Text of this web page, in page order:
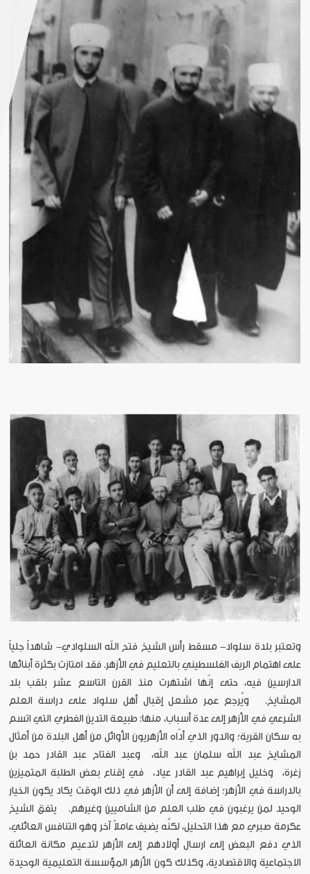
وتعتبر بلدة سلواد- مسقط رأس الشيخ فتح الله السلوادي- شاهداً جلياً
على اهتمام الريف الفلسطيني بالتعليم في الأزهر. فقد امتازت بكثرة أبنائها
الدارسين فيه، حتى إنّها اشتهرت منذ القرن التاسع عشر بلقب بلد
المشايخ. ويُرجع عمر مشعل إقبال أهل سلواد على دراسة العلم
الشرعي في الأزهر إلى عدة أسباب، منها: طبيعة التدين الفطري التي اتسم
به سكان القرية؛ والدور الذي أدّاه الأزهريون الأوائل من أهل البلدة من أمثال
المشايخ عبد الله سلمان عبد الله، وعبد الفتاح عبد القادر حمد بن
زغرة، وخليل إبراهيم عبد القادر عياد، في إقناع بعض الطلبة المتميزين
بالدراسة في الأزهر؛ إضافة إلى أن الأزهر في ذلك الوقت يكاد يكون الخيار
الوحيد لمن يرغبون في طلب العلم من الشاميين وغيرهم. يتفق الشيخ
عكرمة صبري مع هذا التحليل، لكنَّه يضيف عاملاً آخر وهو التنافس العائلي،
الذي دفع البعض إلى ارسال أولادهم إلى الأزهر لتدعيم مكانة العائلة
الاجتماعية والاقتصادية، وكذلك كون الأزهر المؤسسة التعليمية الوحيدة